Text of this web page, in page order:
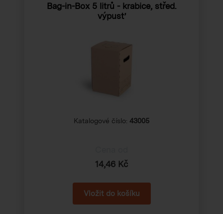
Bag-in-Box 5 litrů - krabice, střed.
výpusť
Katalogové číslo: 43005
14,46 Kč